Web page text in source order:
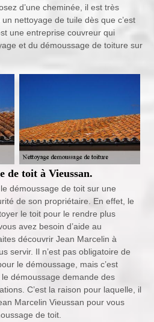
d’une cheminée, il est très
nettoyage de tuile dès que c’est
une entreprise couvreur qui
et du démoussage de toiture sur
de toit à Vieussan.
démoussage de toit sur une
de son propriétaire. En effet, le
le toit pour le rendre plus
avez besoin d’aide au
découvrir Jean Marcelin à
servir. Il n’est pas obligatoire de
le démoussage, mais c’est
démoussage demande des
C’est la raison pour laquelle, il
Marcelin Vieussan pour vous
de toit.